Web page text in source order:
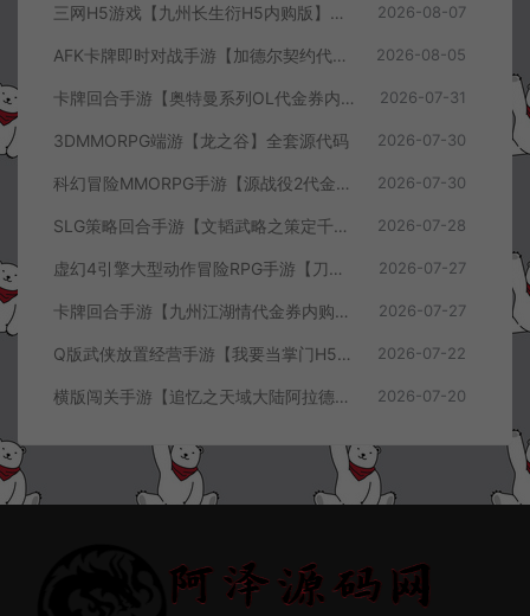
三网H5游戏【九州长生衍H5内购版】8月最新整理Linux手工服务端+管理后台+GM授权后台+简易安卓客户端+详细搭建教程+视频教程 2026-08-07
AFK卡牌即时对战手游【加德尔契约代金券内购修复版】8月最新整理Linux手工服务端+前后端全套源码+CDK授权后台+安卓苹果双端+详细搭建教程+视频教程 2026-08-05
卡牌回合手游【奥特曼系列OL代金券内购闪耀金兔多区版】7月最新整理Linux手工服务端+加解密工具+CDK授权后台+安卓+详细搭建教程+视频教程 2026-07-31
3DMMORPG端游【龙之谷】全套源代码 2026-07-30
科幻冒险MMORPG手游【源战役2代金券内购开区版】7月最新整理Linux手工服务端+配套源码+多功能管理后台+支付后台+CDK授权后台+安卓+详细搭建教程+视频教程 2026-07-30
SLG策略回合手游【文韬武略之策定千军代金券内购版】7月最新整理Linux手工服务端+前后端全套源码+管理后台+CDK授权后台+PC安卓+详细搭建教程+视频教程 2026-07-28
虚幻4引擎大型动作冒险RPG手游【刀锋战记2-邪恶回归】7月最新整理Linux手工服务端+全套前后端源码+管理后台+CDK授权后台+PC安卓苹果+详细搭建教程+视频教程 2026-07-27
卡牌回合手游【九州江湖情代金券内购版】7月最新整理Linux手工服务端+CDK授权后台+安卓苹果双端+详细搭建教程+视频教程 2026-07-27
Q版武侠放置经营手游【我要当掌门H5代金券内购版】7月最新整理Linux手工服务端+全套前后端源码+CDK授权后台+H5安卓苹果三端+详细搭建教程+视频教程 2026-07-22
横版闯关手游【追忆之天域大陆阿拉德[60帧]】7月最新整理Linux手工服务端+客户端源码+管理后台+GM授权后台+安卓苹果双端+详细搭建教程+视频教程 2026-07-20